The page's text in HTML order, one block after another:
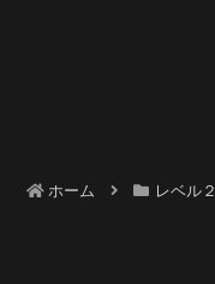
ホーム レベル２